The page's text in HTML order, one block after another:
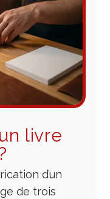
livre
d’un
de trois